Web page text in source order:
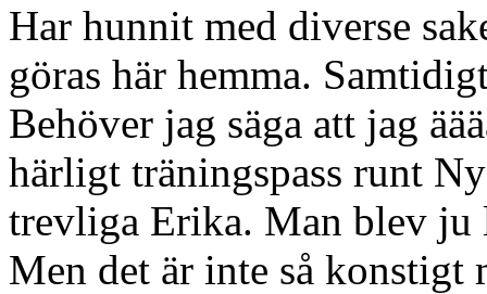
Har hunnit med diverse
göras här hemma.
Behöver jag säga att jag
härligt träningspass runt
trevliga Erika. Man blev ju
Men det är inte så